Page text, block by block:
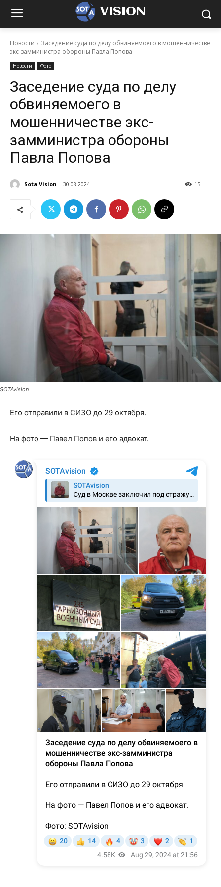
VISION
Новости
Заседение суда по делу обвиняемоего в мошенничестве
экс-замминистра обороны Павла Попова
Новости Фото
Заседение суда по делу
обвиняемоего в
мошенничестве экс-
замминистра обороны
Павла Попова
Sota Vision 30.08.2024 15
SOTAvision
Его отправили в СИЗО до 29 октября.
На фото — Павел Попов и его адвокат.